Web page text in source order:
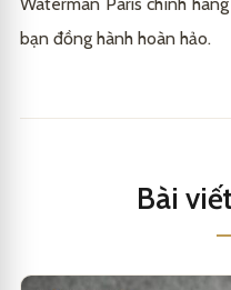
Waterman Paris chính
bạn đồng hành hoàn hảo.
Bài